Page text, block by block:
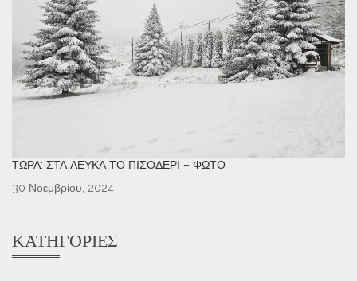
ΤΏΡΑ: ΣΤΑ ΛΕΥΚΆ ΤΟ ΠΙΣΟΔΈΡΙ – ΦΩΤΌ
30 Νοεμβρίου, 2024
ΚΑΤΗΓΟΡΊΕΣ